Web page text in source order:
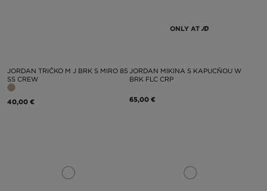
JORDAN TRIČKO M J BRK S MIRO 85
SS CREW
40,00 €
ONLY AT
JORDAN MIKINA S KAPUCŇOU W
BRK FLC CRP
65,00 €